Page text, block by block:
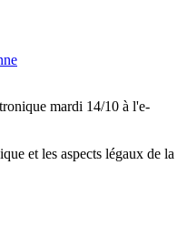
mardi 14/10 à l'e-
et les aspects légaux de la